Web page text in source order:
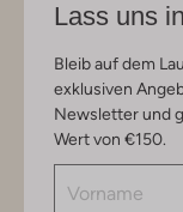
Lass uns
Bleib auf dem
exklusiven
Newsletter und
Wert von €150.